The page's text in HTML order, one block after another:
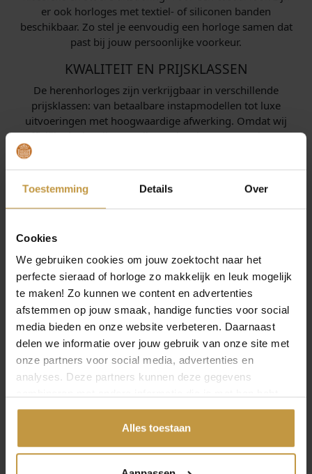
Toestemming Details Over
Cookies
We gebruiken cookies om jouw zoektocht naar het
perfecte sieraad of horloge zo makkelijk en leuk mogelijk
te maken! Zo kunnen we content en advertenties
afstemmen op jouw smaak, handige functies voor social
media bieden en onze website verbeteren. Daarnaast
delen we informatie over jouw gebruik van onze site met
onze partners voor social media, advertenties en
analyses. Deze partners kunnen deze gegevens
gedeeld of die ze hebben verzameld via jouw gebruik van
Alles toestaan
OPEN FILTER
er ook horloges met textiel- of siliconen banden
beschikbaar. Zo stel je eenvoudig een horloge samen dat
past bij jouw persoonlijke voorkeur.
KWALITEIT EN PRIJSKLASSEN
De herenhorloges zijn verkrijgbaar in verschillende
prijsklassen: van betaalbare instapmodellen tot luxe
uitvoeringen met hoogwaardige afwerking. Omdat wij
officiële dealer zijn van alle merken in ons assortiment,
fabrieksgarantie. Hoe hoger de prijsklasse, hoe
uitgebreider vaak de functies en hoe verfijnder de
afwerking. Voor iedere man is er een passend horloge,
ongeacht budget.
KORTE KOOPGIDS: ZO KIES JE HET JUISTE
HERENHORLOGE
Met het brede aanbod kan het lastig zijn om een keuze te
maken. Deze korte koopgids helpt je op weg:
Merk:kies een merk dat aansluit bij jouw stijl, zoals
Calvin Klein voor minimalistisch design of Tommy
Hilfiger voor sportief en trendy.
Materiaal:roestvrij staal of titanium zijn luxe en
duurzaam, leer zorgt voor een klassieke uitstraling.
Kleur:zilver en goud zijn tijdloos, zwart en blauw
modern en stoer.
bepaal vooraf je budget en selecteer uit de
WAAROM KIEZEN VOOR